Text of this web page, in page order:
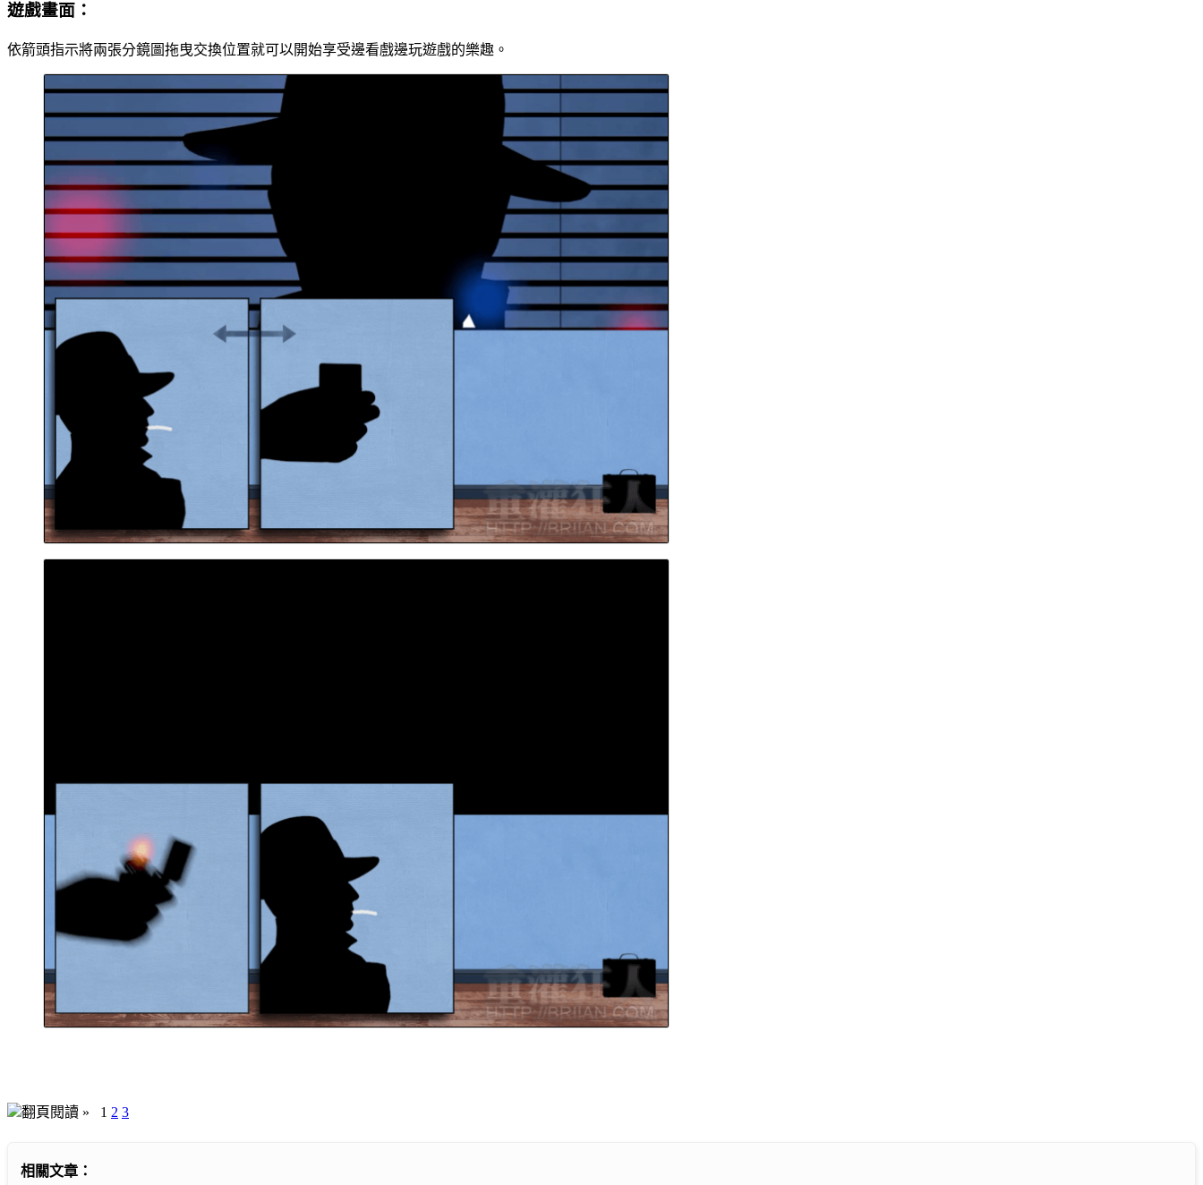
遊戲畫面：
依箭頭指示將兩張分鏡圖拖曳交換位置就可以開始享受邊看戲邊玩遊戲的樂趣。
翻頁閱讀 » 1 2 3
相關文章：